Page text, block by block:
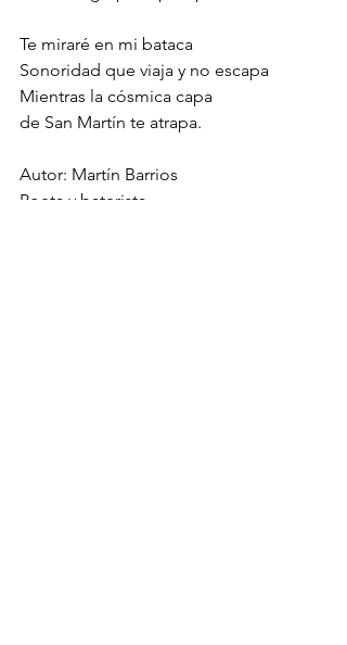
Te miraré en mi bataca
Sonoridad que viaja y no escapa
Mientras la cósmica capa
de San Martín te atrapa.
Autor: Martín Barrios
Poeta y baterista